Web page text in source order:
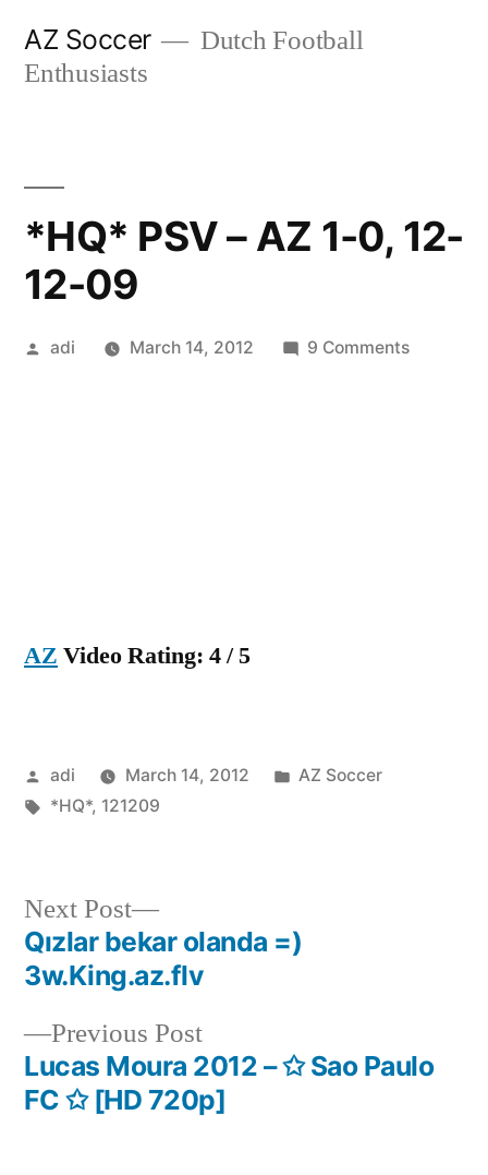
AZ Soccer
Dutch Football
Enthusiasts
*HQ* PSV – AZ 1-0, 12-
12-09
Posted
adi March 14, 2012 9 Commentson
AZ Video Rating: 4 / 5
Posted
by
adi March 14, 2012
Posted
AZ Soccer
Tags:
*HQ*, 121209
Post
navigation
Previous PostPrevious
post:
Lucas Moura 2012 – ✩ Sao Paulo
FC ✩ [HD 720p]
Next Post
Next
post:
Qızlar bekar olanda =)
3w.King.az.flv